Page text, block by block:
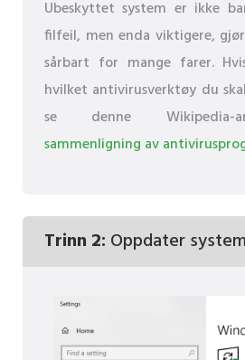
Ubeskyttet system er ikke
filfeil, men enda viktigere,
sårbart for mange farer.
hvilket antivirusverktøy du
se denne Wikipedia-
sammenligning av
Trinn 2: Oppdater